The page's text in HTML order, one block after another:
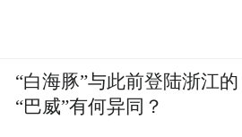
“白海豚”与此前登陆浙江的
“巴威”有何异同？